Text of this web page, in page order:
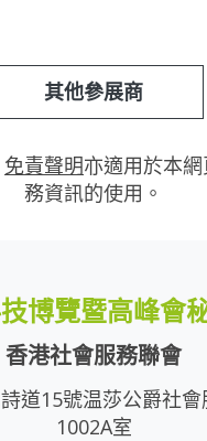
其他參展商
免責聲明亦適用於本
務資訊的使用。
博覽暨高峰會
香港社會服務聯會
道15號温莎公爵社會
1002A室